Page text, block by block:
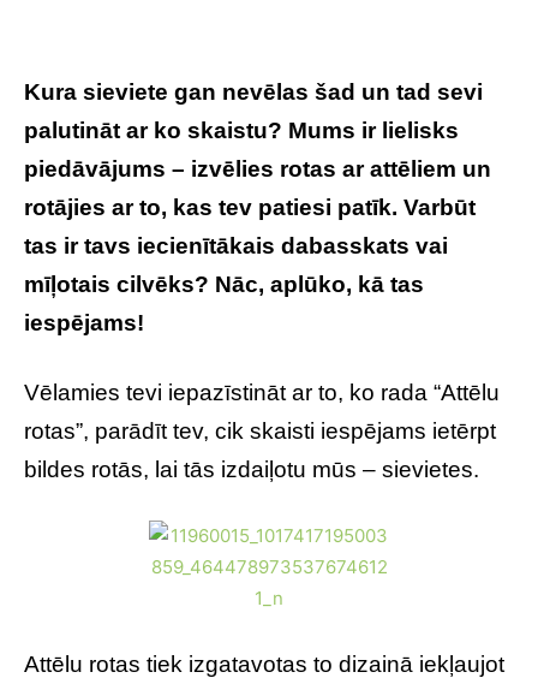
Kura sieviete gan nevēlas šad un tad sevi
palutināt ar ko skaistu? Mums ir lielisks
piedāvājums – izvēlies rotas ar attēliem un
rotājies ar to, kas tev patiesi patīk. Varbūt
tas ir tavs iecienītākais dabasskats vai
mīļotais cilvēks? Nāc, aplūko, kā tas
iespējams!
Vēlamies tevi iepazīstināt ar to, ko rada “Attēlu
rotas”, parādīt tev, cik skaisti iespējams ietērpt
bildes rotās, lai tās izdaiļotu mūs – sievietes.
Attēlu rotas tiek izgatavotas to dizainā iekļaujot